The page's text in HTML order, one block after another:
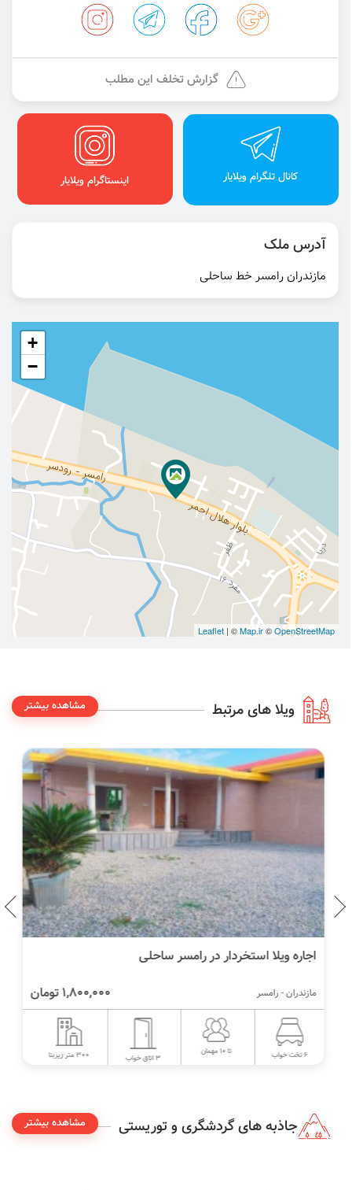
گزارش تخلف این مطلب
کانال تلگرام ویلایار اینستاگرام ویلایار
آدرس ملک
مازندران رامسر خط ساحلی
+
−
Leaflet | ©Map.ir©OpenStreetMap
ویلا های مرتبط مشاهده بیشتر
اجاره ویلا استخردار در رامسر ساحلی
1,800,000 تومان مازندران - رامسر
6 تخت خواب تا 10 مهمان
3 اتاق خواب 300 متر زیربنا
جاذبه های گردشگری و توریستی مشاهده بیشتر